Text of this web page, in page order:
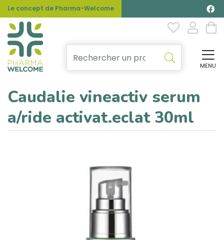
Le concept de Pharma-Welcome
MENU
Caudalie vineactiv serum
a/ride activat.eclat 30ml